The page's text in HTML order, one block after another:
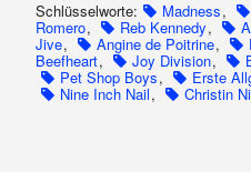
Schlüsselworte: Madness,
Romero, Reb Kennedy,
Jive, Angine de Poitrine,
Beefheart, Joy Division,
Pet Shop Boys, Erste
Nine Inch Nail, Christin